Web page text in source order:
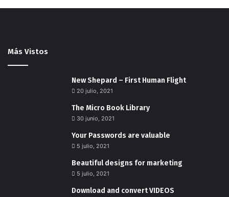
Más Vistos
New Shepard – First Human Flight
20 julio, 2021
The Micro Book Library
30 junio, 2021
Your Passwords are valuable
5 julio, 2021
Beautiful designs for marketing
5 julio, 2021
Download and convert VIDEOS